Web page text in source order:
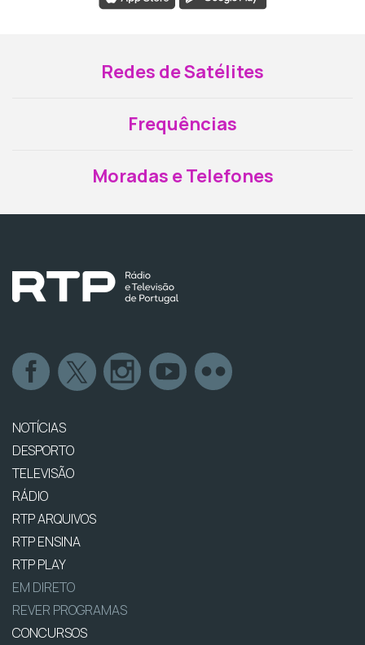
Redes de Satélites
Frequências
Moradas e Telefones
NOTÍCIAS
DESPORTO
TELEVISÃO
RÁDIO
RTP ARQUIVOS
RTP ENSINA
RTP PLAY
EM DIRETO
REVER PROGRAMAS
CONCURSOS